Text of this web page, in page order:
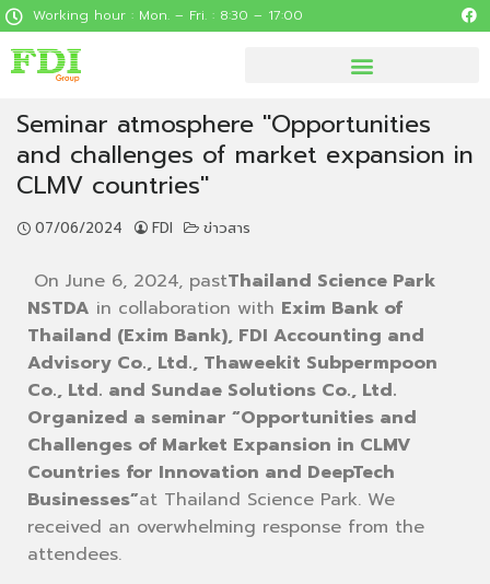
Working hour : Mon. – Fri. : 8:30 – 17:00
Seminar atmosphere "Opportunities
and challenges of market expansion in
CLMV countries"
07/06/2024 FDI ข่าวสาร
On June 6, 2024, pastThailand Science Park
NSTDA in collaboration with Exim Bank of
Thailand (Exim Bank), FDI Accounting and
Advisory Co., Ltd., Thaweekit Subpermpoon
Co., Ltd. and Sundae Solutions Co., Ltd.
Organized a seminar “Opportunities and
Challenges of Market Expansion in CLMV
Countries for Innovation and DeepTech
Businesses”at Thailand Science Park. We
received an overwhelming response from the
attendees.